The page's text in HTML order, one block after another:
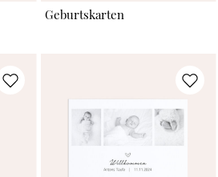
Geburtskarten